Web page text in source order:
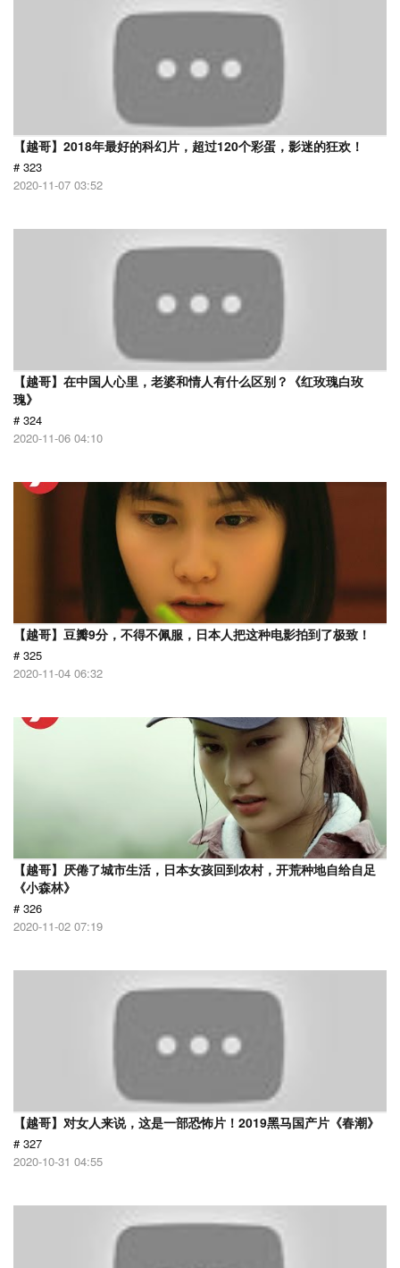
【越哥】2018年最好的科幻片，超过120个彩蛋，影迷的狂欢！
# 323
2020-11-07 03:52
【越哥】在中国人心里，老婆和情人有什么区别？《红玫瑰白玫
瑰》
# 324
2020-11-06 04:10
【越哥】豆瓣9分，不得不佩服，日本人把这种电影拍到了极致！
# 325
2020-11-04 06:32
【越哥】厌倦了城市生活，日本女孩回到农村，开荒种地自给自足
《小森林》
# 326
2020-11-02 07:19
【越哥】对女人来说，这是一部恐怖片！2019黑马国产片《春潮》
# 327
2020-10-31 04:55